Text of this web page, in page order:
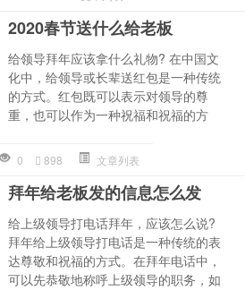
2020春节送什么给老板
给领导拜年应该拿什么礼物? 在中国文
化中，给领导或长辈送红包是一种传统
的方式。红包既可以表示对领导的尊
重，也可以作为一种祝福和祝福的方
0 898 文章列表
拜年给老板发的信息怎么发
给上级领导打电话拜年，应该怎么说?
拜年给上级领导打电话是一种传统的表
达尊敬和祝福的方式。在拜年电话中，
可以先恭敬地称呼上级领导的职务，如